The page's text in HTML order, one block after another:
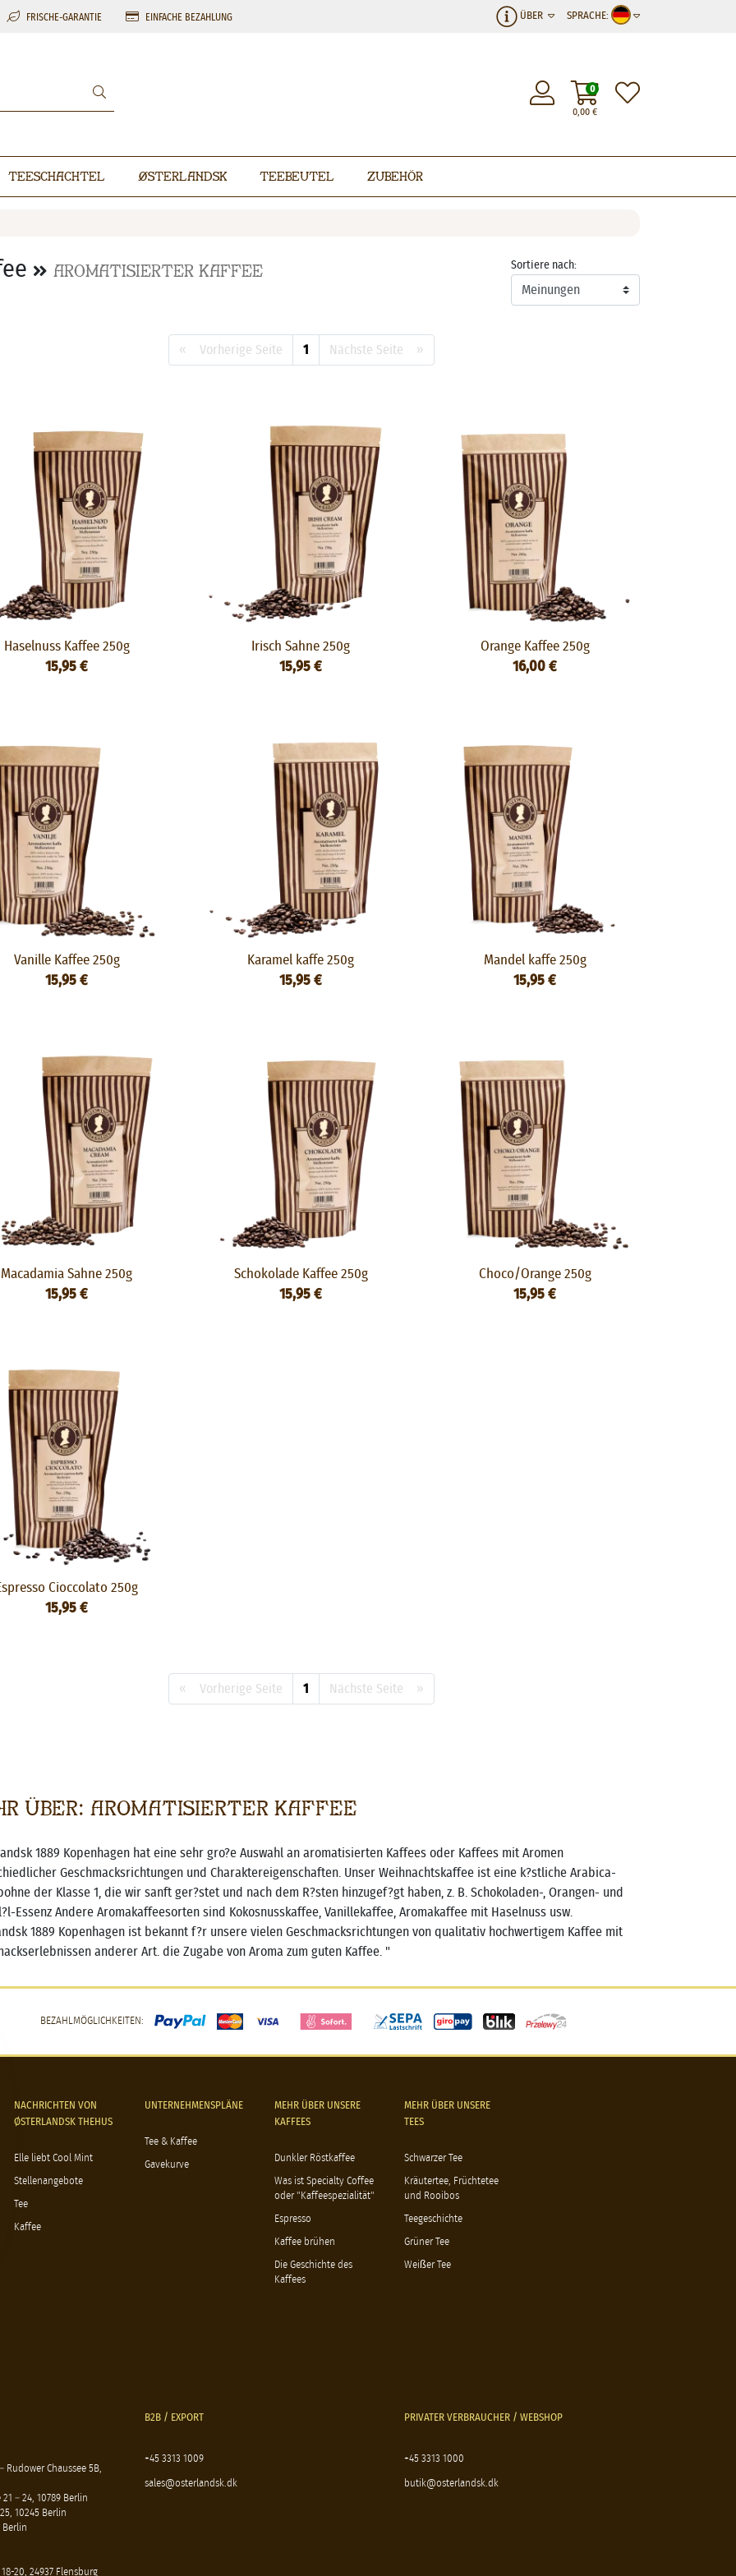
FRISCHE-GARANTIE EINFACHE BEZAHLUNG SPRACHE:
ÜBER
0,00€
0
Teeschachtel Østerlandsk Teebeutel Zubehör
Aromatisierter Kaffee
über: Aromatisierter Kaffee
1889 Kopenhagen hat eine sehr gro?e Auswahl an aromatisierten Kaffees oder Kaffees mit Aromen
Geschmacksrichtungen und Charaktereigenschaften. Unser Weihnachtskaffee ist eine k?stliche Arabica-
der Klasse 1, die wir sanft ger?stet und nach dem R?sten hinzugef?gt haben, z. B. Schokoladen-, Orangen- und
Essenz Andere Aromakaffeesorten sind Kokosnusskaffee, Vanillekaffee, Aromakaffee mit Haselnuss usw.
1889 Kopenhagen ist bekannt f?r unsere vielen Geschmacksrichtungen von qualitativ hochwertigem Kaffee mit
anderer Art. die Zugabe von Aroma zum guten Kaffee. "
Sortiere nach:
« Vorherige Seite 1 Nächste Seite »
Haselnuss Kaffee 250g
15,95 €
Irisch Sahne 250g
15,95 €
Orange Kaffee 250g
16,00 €
Vanille Kaffee 250g
15,95 €
Karamel kaffe 250g
15,95 €
Mandel kaffe 250g
15,95 €
Macadamia Sahne 250g
15,95 €
Schokolade Kaffee 250g
15,95 €
Choco/Orange 250g
15,95 €
Cioccolato 250g
15,95 €
« Vorherige Seite 1 Nächste Seite »
BEZAHLMÖGLICHKEITEN:
NACHRICHTEN VON
ØSTERLANDSK THEHUS
Elle liebt Cool Mint
Stellenangebote
Tee
Kaffee
UNTERNEHMENSPLÄNE
Tee & Kaffee
Gavekurve
MEHR ÜBER UNSERE
KAFFEES
Dunkler Röstkaffee
Was ist Specialty Coffee
oder "Kaffeespezialität"
Espresso
Kaffee brühen
Die Geschichte des
Kaffees
MEHR ÜBER UNSERE
TEES
Schwarzer Tee
Kräutertee, Früchtetee
und Rooibos
Teegeschichte
Grüner Tee
Weißer Tee
Chaussee 5B,
– 24, 10789 Berlin
10245 Berlin
Berlin
20, 24937 Flensburg
B2B / EXPORT
+45 3313 1009
sales@osterlandsk.dk
PRIVATER VERBRAUCHER / WEBSHOP
+45 3313 1000
butik@osterlandsk.dk